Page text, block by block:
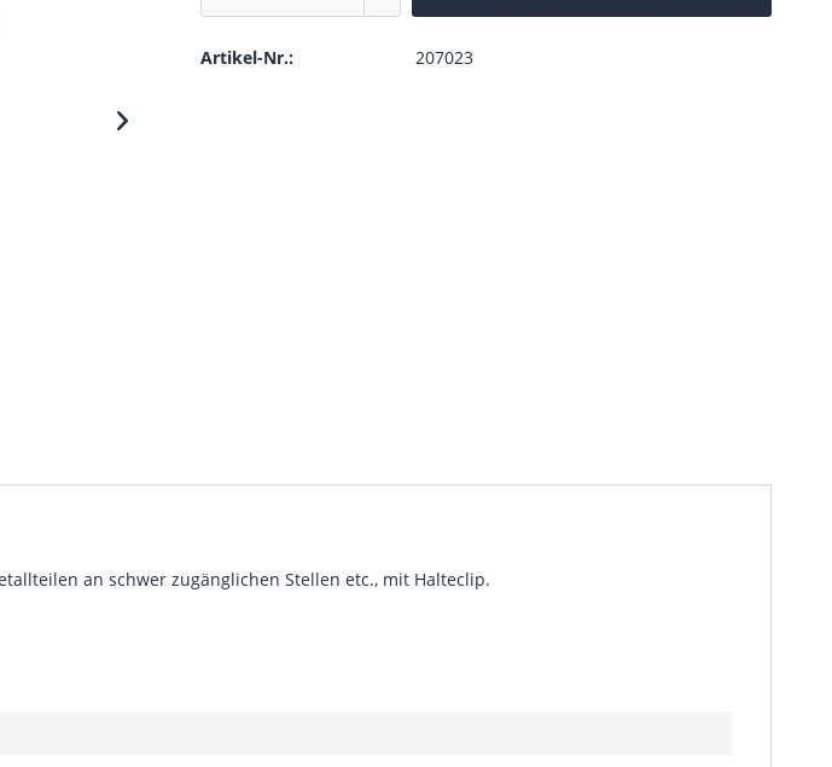
Artikel-Nr.: 207023
an schwer zugänglichen Stellen etc., mit Halteclip.